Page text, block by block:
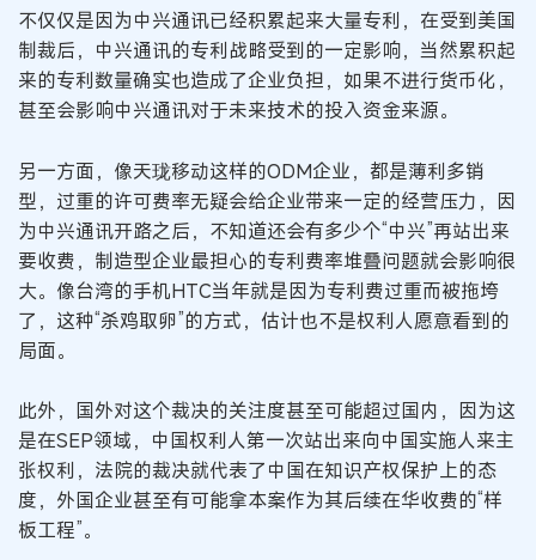
不仅仅是因为中兴通讯已经积累起来大量专利，在受到美国
制裁后，中兴通讯的专利战略受到的一定影响，当然累积起
来的专利数量确实也造成了企业负担，如果不进行货币化，
甚至会影响中兴通讯对于未来技术的投入资金来源。
另一方面，像天珑移动这样的ODM企业，都是薄利多销
型，过重的许可费率无疑会给企业带来一定的经营压力，因
为中兴通讯开路之后，不知道还会有多少个“中兴”再站出来
要收费，制造型企业最担心的专利费率堆叠问题就会影响很
大。像台湾的手机HTC当年就是因为专利费过重而被拖垮
了，这种“杀鸡取卵”的方式，估计也不是权利人愿意看到的
局面。
此外，国外对这个裁决的关注度甚至可能超过国内，因为这
是在SEP领域，中国权利人第一次站出来向中国实施人来主
张权利，法院的裁决就代表了中国在知识产权保护上的态
度，外国企业甚至有可能拿本案作为其后续在华收费的“样
板工程”。